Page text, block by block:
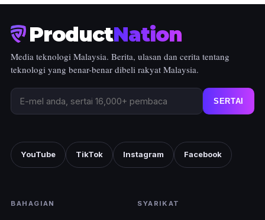
ProductNation
Media teknologi Malaysia. Berita, ulasan dan cerita tentang
teknologi yang benar-benar dibeli rakyat Malaysia.
SERTAI
YouTube TikTok Instagram Facebook
BAHAGIAN SYARIKAT